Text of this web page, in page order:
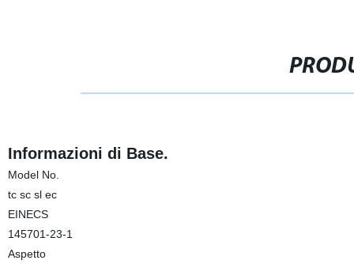
Informazioni di Base.
Model No.
tc sc sl ec
EINECS
145701-23-1
Aspetto